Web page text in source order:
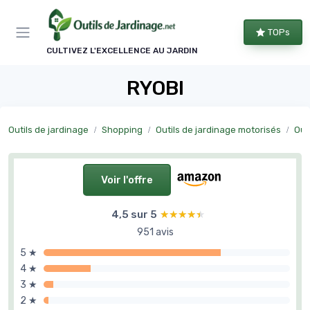
CULTIVEZ L'EXCELLENCE AU JARDIN
TOPs
RYOBI
Outils de jardinage Shopping Outils de jardinage motorisés
Voir l'offre
4,5 sur 5 ★★★★★
★★★★★
951 avis
5 ★
4 ★
3 ★
2 ★
Panneau de gestion des cookies